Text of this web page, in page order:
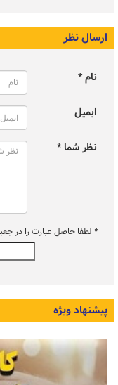
ارسال نظر
نام *
ایمیل
نظر شما *
* لطفا حاصل عبارت را در
پیشنهاد ویژه